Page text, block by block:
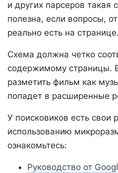
и других парсеров такая
полезна, если вопросы,
реально есть на странице.
Схема должна четко
содержимому страницы.
разметить фильм как
попадет в расширенные
У поисковиков есть свои
использованию
ознакомьтесь:
Руководство от